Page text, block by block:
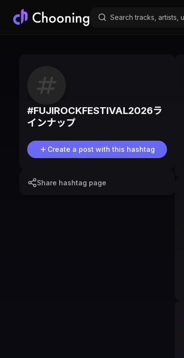
#FUJIROCKFESTIVAL2026ラ
インナップ
Create a post with this hashtag
Share hashtag page